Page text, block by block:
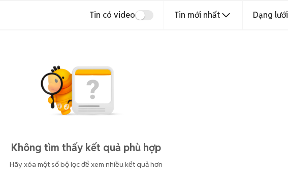
Tin có video Tin mới nhất Dạng lưới
Không tìm thấy kết quả phù hợp
Hãy xóa một số bộ lọc để xem nhiều kết quả hơn